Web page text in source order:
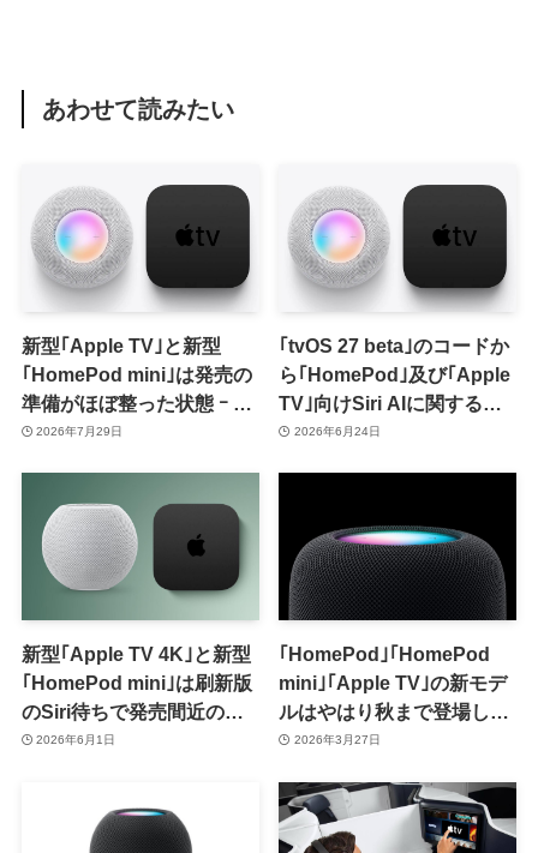
あわせて読みたい
新型｢Apple TV｣と新型
｢HomePod mini｣は発売の
準備がほぼ整った状態 ｰ 今
秋に発売へ
2026年7月29日
｢tvOS 27 beta｣のコードか
ら｢HomePod｣及び｢Apple
TV｣向けSiri AIに関する記
述が見つかる
2026年6月24日
新型｢Apple TV 4K｣と新型
｢HomePod mini｣は刷新版
のSiri待ちで発売間近の状
態 ｰ ｢Siri Remote｣が刷新
2026年6月1日
｢HomePod｣｢HomePod
mini｣｢Apple TV｣の新モデ
ルはやはり秋まで登場しな
い模様
2026年3月27日